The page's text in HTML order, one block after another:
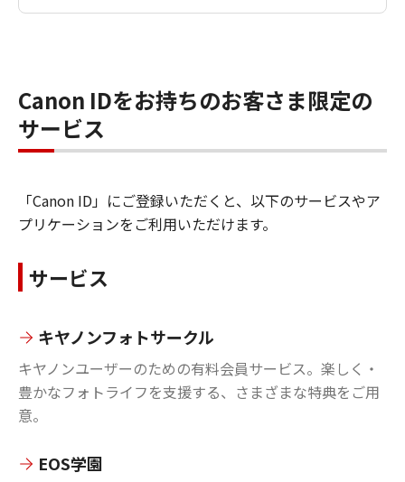
Canon IDをお持ちのお客さま限定の
サービス
「Canon ID」にご登録いただくと、以下のサービスやア
プリケーションをご利用いただけます。
サービス
キヤノンフォトサークル
キヤノンユーザーのための有料会員サービス。楽しく・
豊かなフォトライフを支援する、さまざまな特典をご用
意。
EOS学園